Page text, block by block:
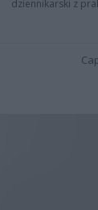
dziennikarski z